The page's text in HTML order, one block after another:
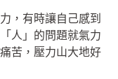
，有時讓自己感到
人」的問題就氣力
苦，壓力山大地好